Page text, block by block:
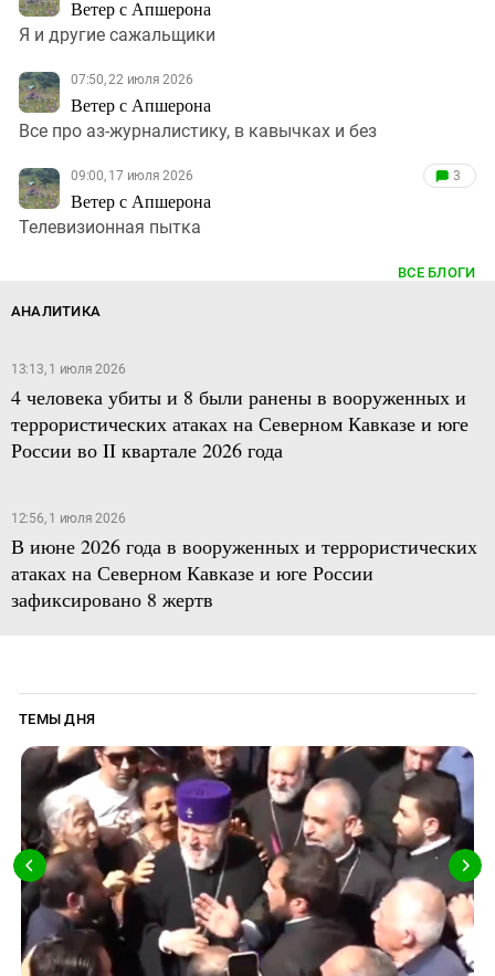
Ветер с Апшерона
Я и другие сажальщики
07:50, 22 июля 2026
Ветер с Апшерона
Все про аз-журналистику, в кавычках и без
09:00, 17 июля 2026
Ветер с Апшерона
3
Телевизионная пытка
ВСЕ БЛОГИ
АНАЛИТИКА
13:13, 1 июля 2026
4 человека убиты и 8 были ранены в вооруженных и
террористических атаках на Северном Кавказе и юге
России во II квартале 2026 года
12:56, 1 июля 2026
В июне 2026 года в вооруженных и террористических
атаках на Северном Кавказе и юге России
зафиксировано 8 жертв
ТЕМЫ ДНЯ